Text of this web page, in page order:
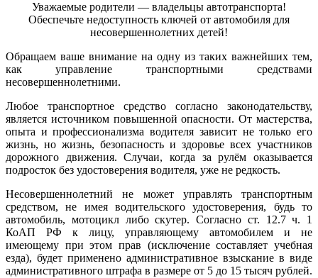
Уважаемые родители — владельцы автотранспорта!
Обеспечьте недоступность ключей от автомобиля для
несовершеннолетних детей!
Обращаем ваше внимание на одну из таких важнейших тем,
как управление транспортными средствами
несовершеннолетними.
Любое транспортное средство согласно законодательству,
является источником повышенной опасности. От мастерства,
опыта и профессионализма водителя зависит не только его
жизнь, но жизнь, безопасность и здоровье всех участников
дорожного движения. Случаи, когда за рулём оказывается
подросток без удостоверения водителя, уже не редкость.
Несовершеннолетний не может управлять транспортным
средством, не имея водительского удостоверения, будь то
автомобиль, мотоцикл либо скутер. Согласно ст. 12.7 ч. 1
КоАП РФ к лицу, управляющему автомобилем и не
имеющему при этом прав (исключение составляет учебная
езда), будет применено административное взыскание в виде
административного штрафа в размере от 5 до 15 тысяч рублей.